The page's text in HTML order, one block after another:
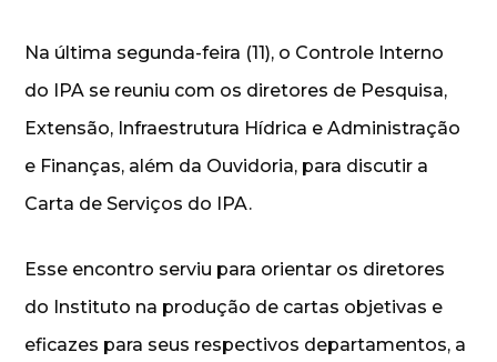
Na última segunda-feira (11), o Controle Interno
do IPA se reuniu com os diretores de Pesquisa,
Extensão, Infraestrutura Hídrica e Administração
e Finanças, além da Ouvidoria, para discutir a
Carta de Serviços do IPA.
Esse encontro serviu para orientar os diretores
do Instituto na produção de cartas objetivas e
eficazes para seus respectivos departamentos, a